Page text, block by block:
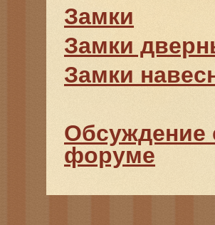
Замки
Замки
Замки
Обсуждение
форуме